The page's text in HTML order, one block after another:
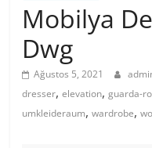
Mobilya
Dwg
Ağustos 5, 2021
dresser,elevation,guarda-
umkleideraum,wardrobe,